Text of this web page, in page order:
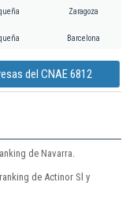
Zaragoza
Barcelona
del CNAE 6812
de Navarra.
de Actinor Sl y